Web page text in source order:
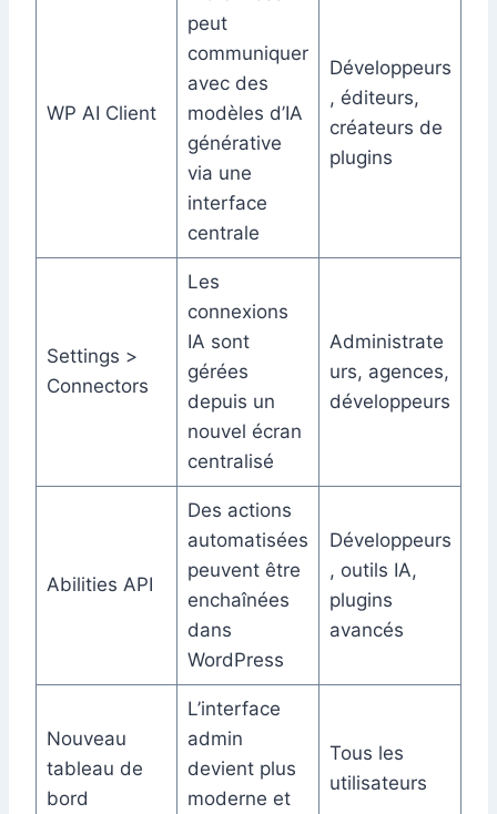
WP AI Client
peut
communiquer
avec des
modèles d’IA
générative
via une
interface
centrale
Développeurs
, éditeurs,
créateurs de
plugins
Settings >
Connectors
Les
connexions
IA sont
gérées
depuis un
nouvel écran
centralisé
Administrate
urs, agences,
développeurs
Abilities API
Des actions
automatisées
peuvent être
enchaînées
dans
WordPress
Développeurs
, outils IA,
plugins
avancés
Nouveau
tableau de
bord
L’interface
admin
devient plus
moderne et
Tous les
utilisateurs